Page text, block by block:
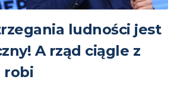
ludności jest
A rząd ciągle z
robi